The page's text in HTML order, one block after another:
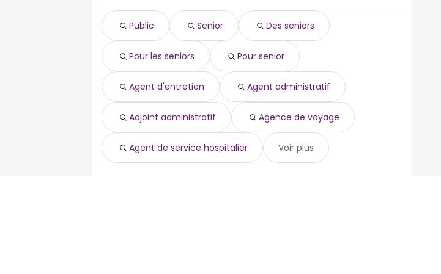
Saint-Raphaël
Saint-Laurent-du-Var
Vallauris
Mandelieu-la-Napoule
Mougins
pour les seniors
pour senior
agent d'entretien
agent administratif
adjoint administratif
agence de voyage
agent de service hospitalier
Public Senior Des seniors
Pour les seniors Pour senior
Agent d'entretien Agent administratif
Adjoint administratif Agence de voyage
Agent de service hospitalier Voir plus